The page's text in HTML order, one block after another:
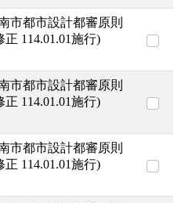
市都市設計都審原則
正 114.01.01施行)
市都市設計都審原則
正 114.01.01施行)
市都市設計都審原則
正 114.01.01施行)